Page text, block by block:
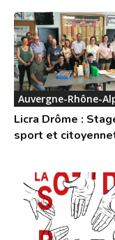
Auvergne-Rhône-
Licra Drôme :
sport et